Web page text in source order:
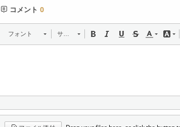
コメント 0
フォント サイズ